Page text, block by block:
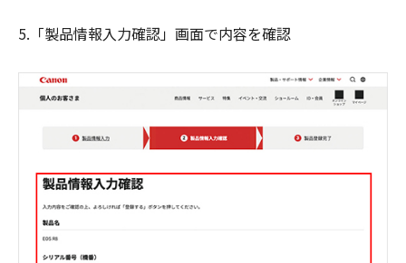
5.「製品情報入力確認」画面で内容を確認